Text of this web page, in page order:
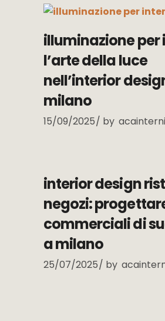
illuminazione per
l’arte della luce
nell’interior
milano
15/09/2025 by acainterni
interior design
negozi:
commerciali di
a milano
25/07/2025 by